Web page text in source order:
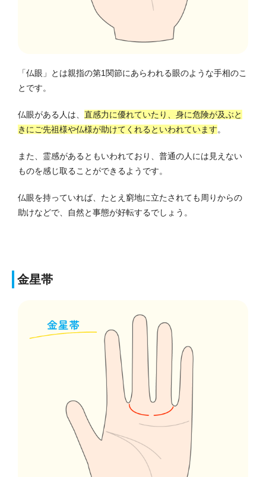
「仏眼」とは親指の第1関節にあらわれる眼のような手相のこ
とです。
仏眼がある人は、 直感力に優れていたり、身に危険が及ぶと
きにご先祖様や仏様が助けてくれるといわれています。
また、霊感があるともいわれており、普通の人には見えない
ものを感じ取ることができるようです。
仏眼を持っていれば、たとえ窮地に立たされても周りからの
助けなどで、自然と事態が好転するでしょう。
金星帯